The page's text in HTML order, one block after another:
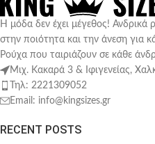
Η μόδα δεν έχει μέγεθος!
στην ποιότητα και την άνεση για
Ρούχα που ταιριάζουν σε κάθε
Μιχ. Κακαρά 3 & Ιφιγενείας,
Τηλ: 2221309052
Email: info@kingsizes.gr
RECENT POSTS